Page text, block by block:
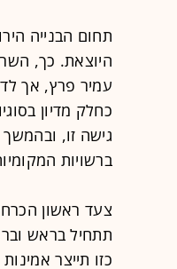
תחום הבנייה
היוצאת. כך,
עמיר פרץ, אך
כחלק מדיון
גישה זו,
ברשויות
צעד ראשון
תתחיל בראש
כזו תייצר